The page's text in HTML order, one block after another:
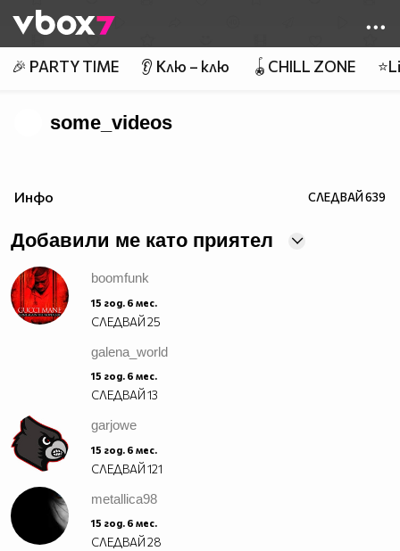
👾
🎉 PARTY TIME 👂 Клю – клю 🪀CHILL ZONE
some_videos
Инфо СЛЕДВАЙ639
Добавили ме като приятел
boomfunk
15 год. 6 мес.
СЛЕДВАЙ25
galena_world
15 год. 6 мес.
СЛЕДВАЙ13
garjowe
15 год. 6 мес.
СЛЕДВАЙ121
metallica98
15 год. 6 мес.
СЛЕДВАЙ28